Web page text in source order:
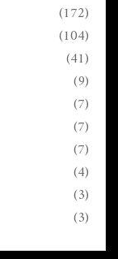
(172)
(104)
(41)
(9)
(7)
(7)
(7)
(4)
(3)
(3)